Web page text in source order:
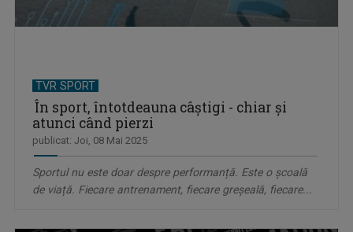
TVR SPORT
În sport, întotdeauna câștigi - chiar și
atunci când pierzi
publicat: Joi, 08 Mai 2025
Sportul nu este doar despre performanță. Este o școală
de viață. Fiecare antrenament, fiecare greșeală, fiecare...